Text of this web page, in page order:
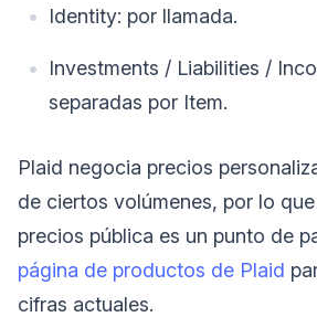
Identity: por llamada.
Investments / Liabilities /
separadas por Item.
Plaid negocia precios
de ciertos volúmenes, por lo
precios pública es un punto de
página de productos de Plaid
cifras actuales.